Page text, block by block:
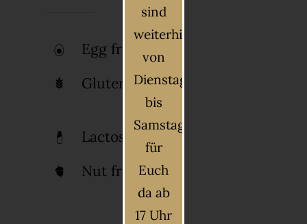
Egg free
Gluten free
Lactose free
Nut free
sind
weiterhin
von
Dienstag
bis
Samstag
für
Euch
da ab
17 Uhr